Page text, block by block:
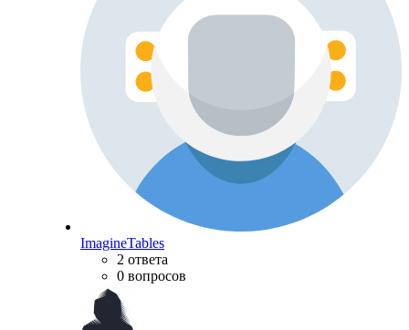
ImagineTables
2 ответа
0 вопросов